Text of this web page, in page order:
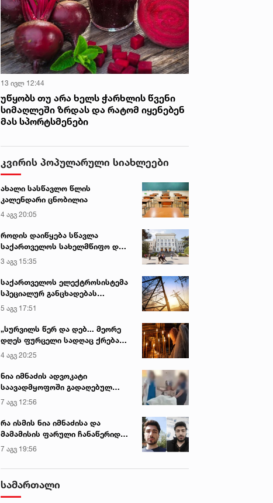
უწყობ, ეს არის უცხოელი აგენტის
სამარცხვინო ბედი - პრემიერი
13 ივლ 12:44
უწყობს თუ არა ხელს ჭარხლის წვენი
სიმაღლეში ზრდას და რატომ იყენებენ
მას სპორტსმენები
კვირის პოპულარული სიახლეები
ახალი სასწავლო წლის
კალენდარი ცნობილია
4 აგვ 20:05
როდის დაიწყება სწავლა
საქართველოს სახელმწიფო და
კერძო უნივერსიტეტებში
3 აგვ 15:35
საქართველოს ელექტროსისტემა
სპეციალურ განცხადებას
ავრცელებს
5 აგვ 17:51
„სურვილს წერ და დებ... მეორე
დღეს ფურცელი სადღაც ქრება
და სურვილი სრულდება...“ -
სასწაულმოქმედი ტაძარი შიდა
ქართლში
4 აგვ 20:25
ნია იმნაძის ადვოკატი
საავადმყოფოში გადაღებულ
კადრებს ავრცელებს
7 აგვ 12:56
რა ისმის ნია იმნაძისა და
მამამისის ფარული ჩანაწერიდან
- გიგა ავალიანის მკვლელობის
საქმე
7 აგვ 19:56
სამართალი